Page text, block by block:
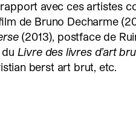
avec ces artistes
de Bruno Decharme
(2013), postface de
Livre des livres d’art
berst art brut, etc.